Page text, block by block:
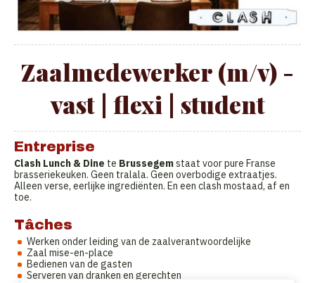
Zaalmedewerker (m/v) -
vast | flexi | student
Entreprise
Clash Lunch & Dine te Brussegemstaat voor pure Franse
brasseriekeuken. Geen tralala. Geen overbodige extraatjes.
Alleen verse, eerlijke ingrediënten. En een clash mostaad, af en
toe.
Tâches
Werken onder leiding van de zaalverantwoordelijke
Zaal mise-en-place
Bedienen van de gasten
Serveren van dranken en gerechten